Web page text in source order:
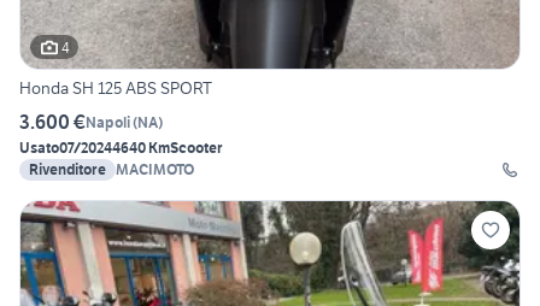
4
Honda SH 125 ABS SPORT
3.600 €Napoli(NA)
Usato07/20244640 KmScooter
Rivenditore MACIMOTO